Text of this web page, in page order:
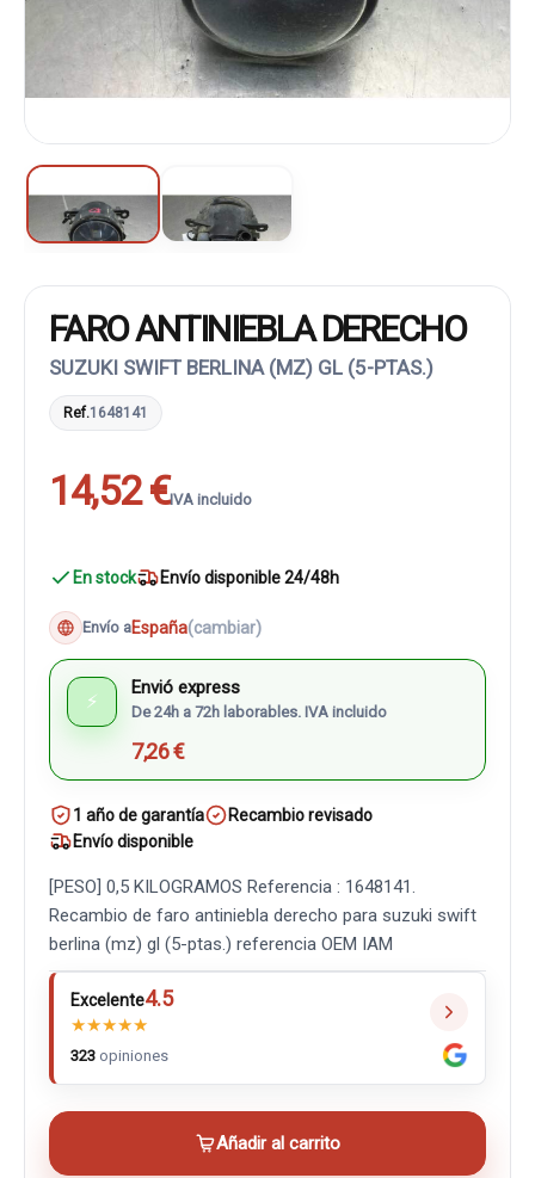
FARO ANTINIEBLA DERECHO
SUZUKI SWIFT BERLINA (MZ) GL (5-PTAS.)
Ref.1648141
14,52 €IVA incluido
En stock Envío disponible 24/48h
Envío aEspaña(cambiar)
⚡
Envió express
De 24h a 72h laborables. IVA incluido
7,26 €
1 año de garantía
Recambio revisado
Envío disponible
[PESO] 0,5 KILOGRAMOS Referencia : 1648141.
Recambio de faro antiniebla derecho para suzuki swift
berlina (mz) gl (5-ptas.) referencia OEM IAM
Excelente4.5
★★★★★
323 opiniones
Añadir al carrito